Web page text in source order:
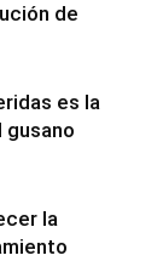
de
es la
la